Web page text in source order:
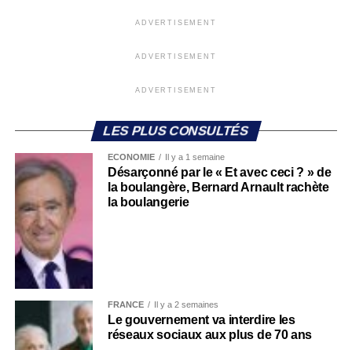
ADVERTISEMENT
ADVERTISEMENT
ADVERTISEMENT
LES PLUS CONSULTÉS
ECONOMIE Il y a 1 semaine
Désarçonné par le « Et avec ceci ? » de
la boulangère, Bernard Arnault rachète
la boulangerie
FRANCE Il y a 2 semaines
Le gouvernement va interdire les
réseaux sociaux aux plus de 70 ans